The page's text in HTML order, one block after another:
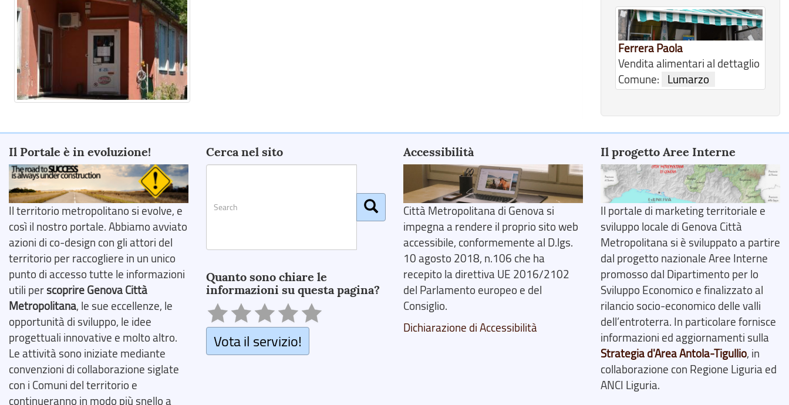
Ferrera Paola
Vendita alimentari al dettaglio
Comune:
Lumarzo
Il Portale è in evoluzione!
Il territorio metropolitano si evolve, e
così il nostro portale. Abbiamo avviato
azioni di co-design con gli attori del
territorio per raccogliere in un unico
punto di accesso tutte le informazioni
utili perscoprire Genova Città
Metropolitana, le sue eccellenze, le
opportunità di sviluppo, le idee
progettuali innovative e molto altro.
Le attività sono iniziate mediante
convenzioni di collaborazione siglate
con i Comuni del territorio e
continueranno in modo più snello a
Cerca nel sito
Quanto sono chiare le
informazioni su questa pagina?
Vota il servizio!
Accessibilità
Città Metropolitana di Genova si
impegna a rendere il proprio sito web
accessibile, conformemente al D.lgs.
10 agosto 2018, n.106 che ha
recepito la direttiva UE 2016/2102
del Parlamento europeo e del
Consiglio.
Dichiarazione di Accessibilità
Il progetto Aree Interne
Il portale di marketing territoriale e
sviluppo locale di Genova Città
Metropolitana si è sviluppato a partire
dal progetto nazionale Aree Interne
promosso dal Dipartimento per lo
Sviluppo Economico e finalizzato al
rilancio socio-economico delle valli
dell’entroterra. In particolare fornisce
informazioni ed aggiornamenti sulla
Strategia d'Area Antola-Tigullio, in
collaborazione con Regione Liguria ed
ANCI Liguria.